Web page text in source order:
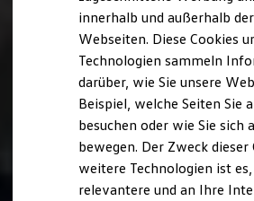
Reichweite der ID.
Reichweite im Winter
Rekuperation
Laden
Laden unterwegs
Laden Zuhause
Ladestationen finden
Ladezeitensimulator
Sicherheit
Garantie und
Nachhaltigkeit
innerhalb und außerhalb
Webseiten. Diese Cookies
Technologien sammeln
darüber, wie Sie unsere
Beispiel, welche Seiten Sie
besuchen oder wie Sie sich
bewegen. Der Zweck dieser
weitere Technologien ist
relevantere und an Ihre